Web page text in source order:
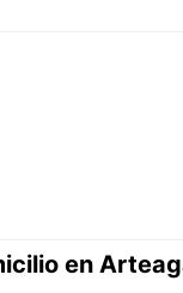
en